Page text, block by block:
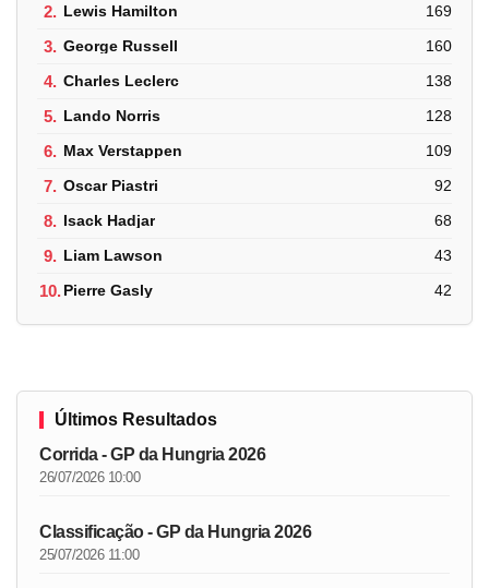
2. Lewis Hamilton 169
3. George Russell 160
4. Charles Leclerc 138
5. Lando Norris 128
6. Max Verstappen 109
7. Oscar Piastri 92
8. Isack Hadjar 68
9. Liam Lawson 43
10.Pierre Gasly 42
Últimos Resultados
Corrida - GP da Hungria 2026
26/07/2026 10:00
Classificação - GP da Hungria 2026
25/07/2026 11:00